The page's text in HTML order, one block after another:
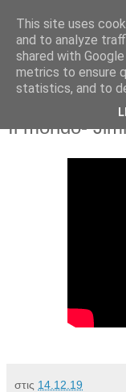
Σάββατο 14
Il mondo-
στις 14.12.19
This site uses
and to analyze
shared with
metrics to ensure
statistics, and to